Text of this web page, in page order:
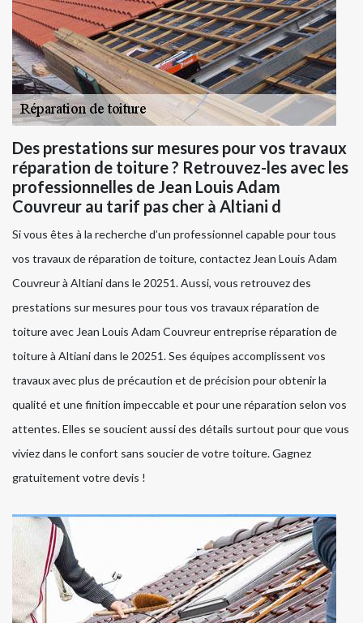
Des prestations sur mesures pour vos travaux
réparation de toiture ? Retrouvez-les avec les
professionnelles de Jean Louis Adam
Couvreur au tarif pas cher à Altiani d
Si vous êtes à la recherche d’un professionnel capable pour tous
vos travaux de réparation de toiture, contactez Jean Louis Adam
Couvreur à Altiani dans le 20251. Aussi, vous retrouvez des
prestations sur mesures pour tous vos travaux réparation de
toiture avec Jean Louis Adam Couvreur entreprise réparation de
toiture à Altiani dans le 20251. Ses équipes accomplissent vos
travaux avec plus de précaution et de précision pour obtenir la
qualité et une finition impeccable et pour une réparation selon vos
attentes. Elles se soucient aussi des détails surtout pour que vous
viviez dans le confort sans soucier de votre toiture. Gagnez
gratuitement votre devis !